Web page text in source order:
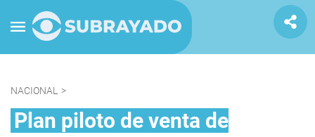
NACIONAL >
Plan piloto de venta de